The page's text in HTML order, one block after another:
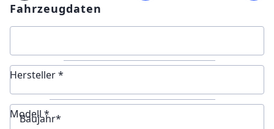
Fahrzeugdaten
Hersteller *
Modell *